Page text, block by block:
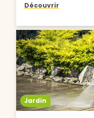
Découvrir
Jardin